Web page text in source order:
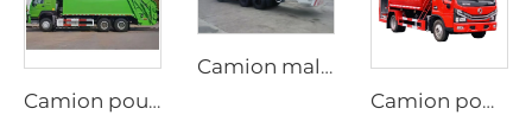
Camion poubelle compacteur HOWO 6*4 20cbm avec système hydraulique PLC, chargement arrière, véhicule de gestion des déchets
Camion malaxeur de ciment mobile au diesel personnalisé, conduite bidirectionnelle, options manuelle ou automatique dédiées à la production de tunnels
Camion pompe Dongfeng 4x2 Dorica diesel neuf, aérien pompeur, réservoir d'eau de 4000L, machine d'arrosage, système d'incendie